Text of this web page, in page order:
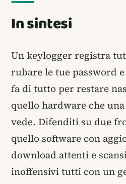
In sintesi
Un keylogger registra
rubare le tue password
fa di tutto per restare
quello hardware che
vede. Difenditi su due
quello software con
download attenti e
inoffensivi tutti con un